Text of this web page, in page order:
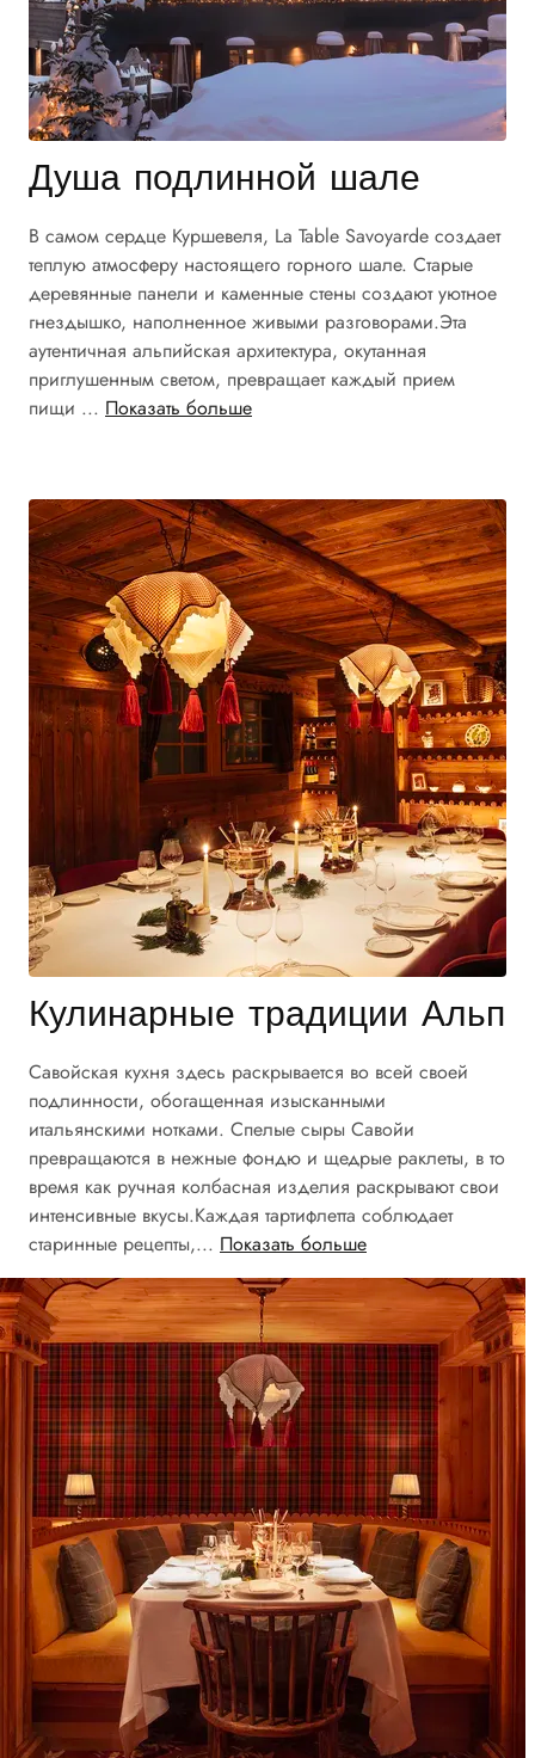
Душа подлинной шале
В самом сердце Куршевеля, La Table Savoyarde создает
теплую атмосферу настоящего горного шале. Старые
деревянные панели и каменные стены создают уютное
гнездышко, наполненное живыми разговорами.Эта
аутентичная альпийская архитектура, окутанная
приглушенным светом, превращает каждый прием
пищи ... Показать больше
Кулинарные традиции Альп
Савойская кухня здесь раскрывается во всей своей
подлинности, обогащенная изысканными
итальянскими нотками. Спелые сыры Савойи
превращаются в нежные фондю и щедрые раклеты, в то
время как ручная колбасная изделия раскрывают свои
интенсивные вкусы.Каждая тартифлетта соблюдает
старинные рецепты,... Показать больше